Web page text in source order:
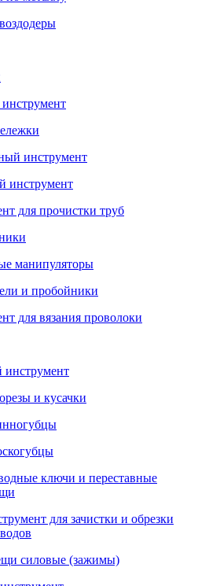
инструмент
инструмент
для прочистки труб
манипуляторы
и пробойники
для вязания проволоки
инструмент
и кусачки
ключи и переставные
для зачистки и обрезки
силовые (зажимы)